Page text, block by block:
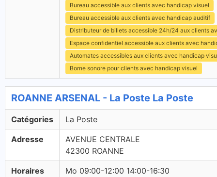
Bureau accessible aux clients avec handicap visuel
Bureau accessible aux clients avec handicap auditif
Distributeur de billets accessible 24h/24 aux clients
Espace confidentiel accessible aux clients avec
Automates accessibles aux clients avec handicap
Borne sonore pour clients avec handicap visuel
ROANNE ARSENAL - La Poste La Poste
Catégories La Poste
Adresse
AVENUE CENTRALE
42300 ROANNE
Horaires
Mo 09:00-12:00 14:00-16:30